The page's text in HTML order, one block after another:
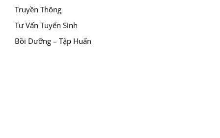
Truyền Thông
Tư Vấn Tuyển Sinh
Bồi Dưỡng – Tập Huấn